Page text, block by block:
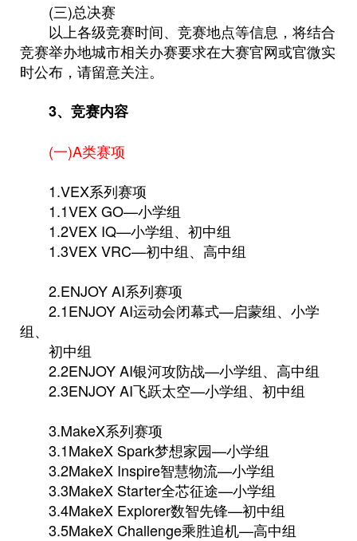
(三)总决赛
以上各级竞赛时间、竞赛地点等信息，将结合
竞赛举办地城市相关办赛要求在大赛官网或官微实
时公布，请留意关注。
3、竞赛内容
(一)A类赛项
1.VEX系列赛项
1.1VEX GO—小学组
1.2VEX IQ—小学组、初中组
1.3VEX VRC—初中组、高中组
2.ENJOY AI系列赛项
2.1ENJOY AI运动会闭幕式—启蒙组、小学
组、
初中组
2.2ENJOY AI银河攻防战—小学组、高中组
2.3ENJOY AI飞跃太空—小学组、初中组
3.MakeX系列赛项
3.1MakeX Spark梦想家园—小学组
3.2MakeX Inspire智慧物流—小学组
3.3MakeX Starter全芯征途—小学组
3.4MakeX Explorer数智先锋—初中组
3.5MakeX Challenge乘胜追机—高中组